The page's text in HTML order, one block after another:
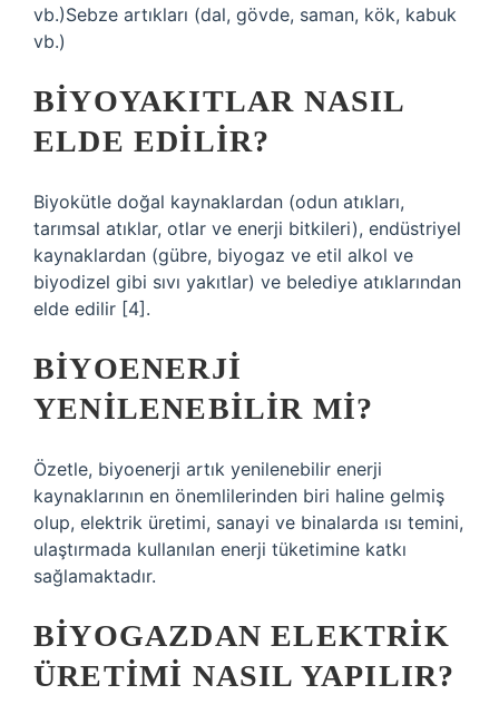
vb.)Sebze artıkları (dal, gövde, saman, kök, kabuk
vb.)
BIYOYAKITLAR NASIL
ELDE EDILIR?
Biyokütle doğal kaynaklardan (odun atıkları,
tarımsal atıklar, otlar ve enerji bitkileri), endüstriyel
kaynaklardan (gübre, biyogaz ve etil alkol ve
biyodizel gibi sıvı yakıtlar) ve belediye atıklarından
elde edilir [4].
BIYOENERJI
YENILENEBILIR MI?
Özetle, biyoenerji artık yenilenebilir enerji
kaynaklarının en önemlilerinden biri haline gelmiş
olup, elektrik üretimi, sanayi ve binalarda ısı temini,
ulaştırmada kullanılan enerji tüketimine katkı
sağlamaktadır.
BIYOGAZDAN ELEKTRIK
ÜRETIMI NASIL YAPILIR?